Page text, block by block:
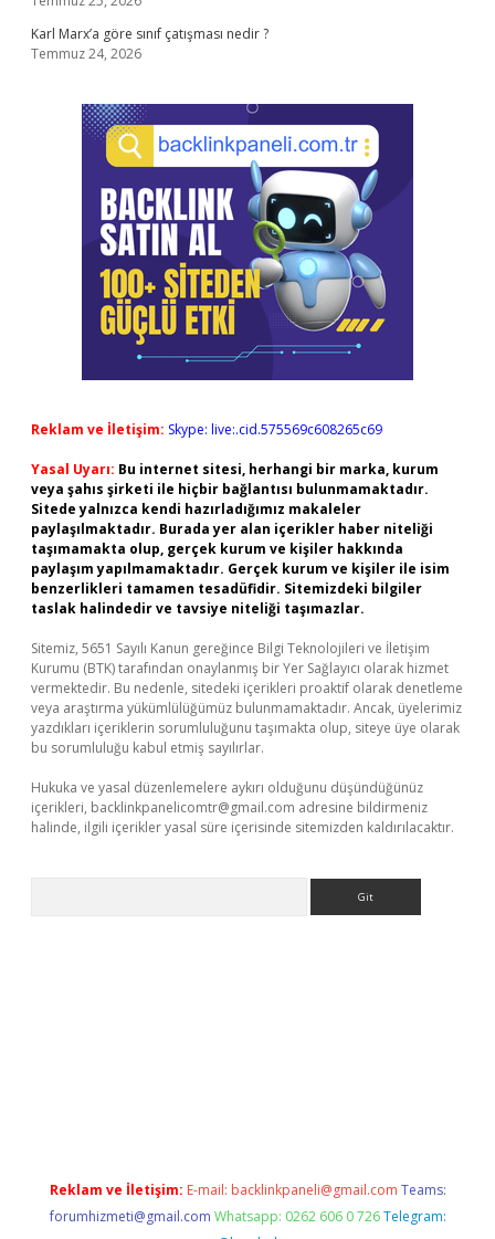
Karl Marx’a göre sınıf çatışması nedir ?
Temmuz 24, 2026
Reklam ve İletişim: Skype: live:.cid.575569c608265c69
Yasal Uyarı: Bu internet sitesi, herhangi bir marka, kurum
veya şahıs şirketi ile hiçbir bağlantısı bulunmamaktadır.
Sitede yalnızca kendi hazırladığımız makaleler
paylaşılmaktadır. Burada yer alan içerikler haber niteliği
taşımamakta olup, gerçek kurum ve kişiler hakkında
paylaşım yapılmamaktadır. Gerçek kurum ve kişiler ile isim
benzerlikleri tamamen tesadüfidir. Sitemizdeki bilgiler
taslak halindedir ve tavsiye niteliği taşımazlar.
Sitemiz, 5651 Sayılı Kanun gereğince Bilgi Teknolojileri ve İletişim
Kurumu (BTK) tarafından onaylanmış bir Yer Sağlayıcı olarak hizmet
vermektedir. Bu nedenle, sitedeki içerikleri proaktif olarak denetleme
veya araştırma yükümlülüğümüz bulunmamaktadır. Ancak, üyelerimiz
yazdıkları içeriklerin sorumluluğunu taşımakta olup, siteye üye olarak
bu sorumluluğu kabul etmiş sayılırlar.
Hukuka ve yasal düzenlemelere aykırı olduğunu düşündüğünüz
içerikleri, backlinkpanelicomtr@gmail.com adresine bildirmeniz
halinde, ilgili içerikler yasal süre içerisinde sitemizden kaldırılacaktır.
Reklam ve İletişim: E-mail: backlinkpaneli@gmail.com Teams:
forumhizmeti@gmail.com Whatsapp: 0262 606 0 726 Telegram: